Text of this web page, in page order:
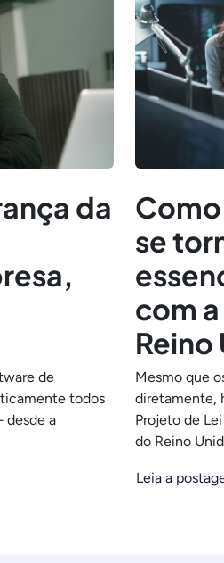
da
de
todos
desde a
se
com
Reino
Mesmo que
diretamente,
Projeto de
do Reino
Leia a